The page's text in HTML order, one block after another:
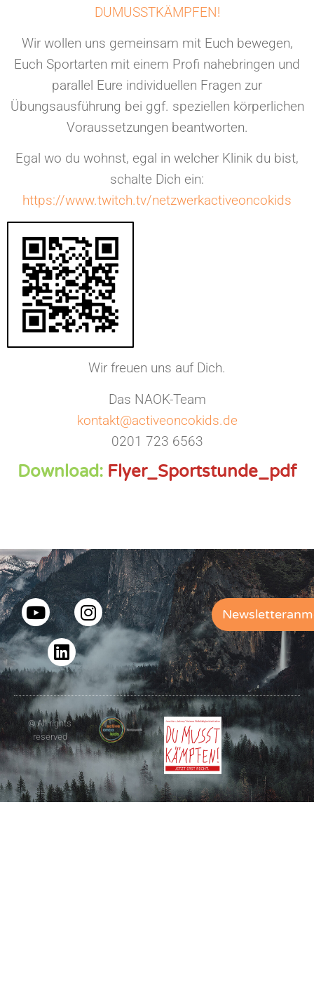
DUMUSSTKÄMPFEN!
Wir wollen uns gemeinsam mit Euch bewegen,
Euch Sportarten mit einem Profi nahebringen und
parallel Eure individuellen Fragen zur
Übungsausführung bei ggf. speziellen körperlichen
Voraussetzungen beantworten.
Egal wo du wohnst, egal in welcher Klinik du bist,
schalte Dich ein:
https://www.twitch.tv/netzwerkactiveoncokids
Wir freuen uns auf Dich.
Das NAOK-Team
kontakt@activeoncokids.de
0201 723 6563
Download: Flyer_Sportstunde_pdf
© All rights
reserved